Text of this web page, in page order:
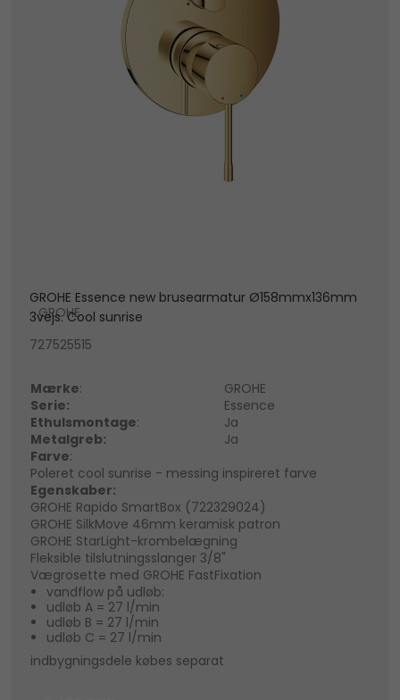
GROHE Essence new brusearmatur Ø158mmx136mm
3vejs. Cool sunrise
GROHE
727525515
Mærke:
GROHE
Serie:
Essence
Ethulsmontage:
Ja
Metalgreb:
Ja
Farve:
Poleret cool sunrise - messing inspireret farve
Egenskaber:
GROHE Rapido SmartBox (722329024)
GROHE SilkMove 46mm keramisk patron
GROHE StarLight-krombelægning
Fleksible tilslutningsslanger 3/8"
Vægrosette med GROHE FastFixation
vandflow på udløb:
udløb A = 27 l/min
udløb B = 27 l/min
udløb C = 27 l/min
indbygningsdele købes separat